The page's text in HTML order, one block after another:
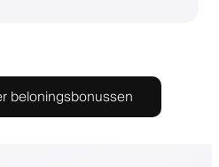
beloningsbonussen